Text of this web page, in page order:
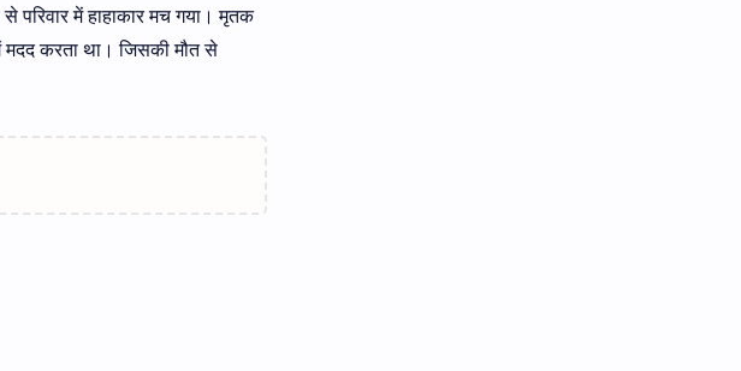
परिवार में हाहाकार मच गया। मृतक
मदद करता था। जिसकी मौत से